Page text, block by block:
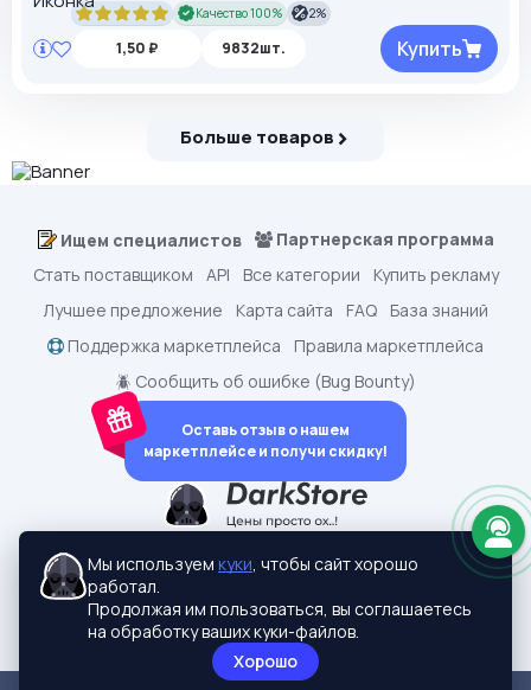
Качество 100% 2%
1,50 ₽ 9832шт. Купить
Больше товаров
2015-2026 © dark.shopping
Актуальные адреса:
Ищем специалистов
Партнерская программа
Стать поставщиком
API Все категории
Купить рекламу
Лучшее предложение
Карта сайта FAQ
База знаний
Поддержка маркетплейса
Правила маркетплейса
🪲 Сообщить об ошибке (Bug Bounty)
Оставь отзыв о нашем
маркетплейсе и получи скидку!
Мы используем куки, чтобы сайт хорошо
работал.
Продолжая им пользоваться, вы соглашаетесь
на обработку ваших куки-файлов.
Хорошо